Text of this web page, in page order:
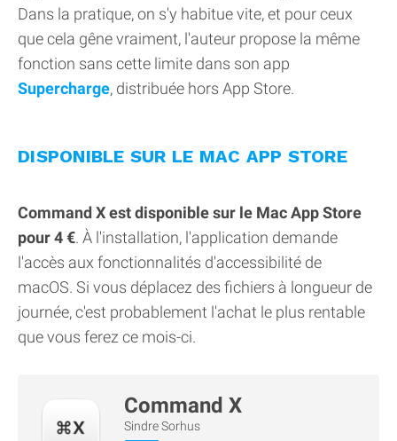
Dans la pratique, on s'y habitue vite, et pour ceux
que cela gêne vraiment, l'auteur propose la même
fonction sans cette limite dans son app
Supercharge, distribuée hors App Store.
DISPONIBLE SUR LE MAC APP STORE
Command X est disponible sur le Mac App Store
pour 4 €. À l'installation, l'application demande
l'accès aux fonctionnalités d'accessibilité de
macOS. Si vous déplacez des fichiers à longueur de
journée, c'est probablement l'achat le plus rentable
que vous ferez ce mois-ci.
Command X
Sindre Sorhus